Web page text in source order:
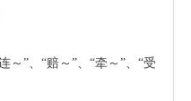
～”、“赔～”、“牵～”、“受